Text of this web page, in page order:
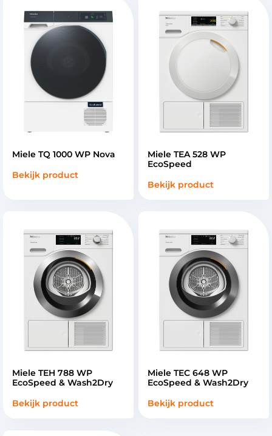
Miele TQ 1000 WP Nova
Bekijk product
Miele TEA 528 WP
EcoSpeed
Bekijk product
Miele TEH 788 WP
EcoSpeed & Wash2Dry
Bekijk product
Miele TEC 648 WP
EcoSpeed & Wash2Dry
Bekijk product